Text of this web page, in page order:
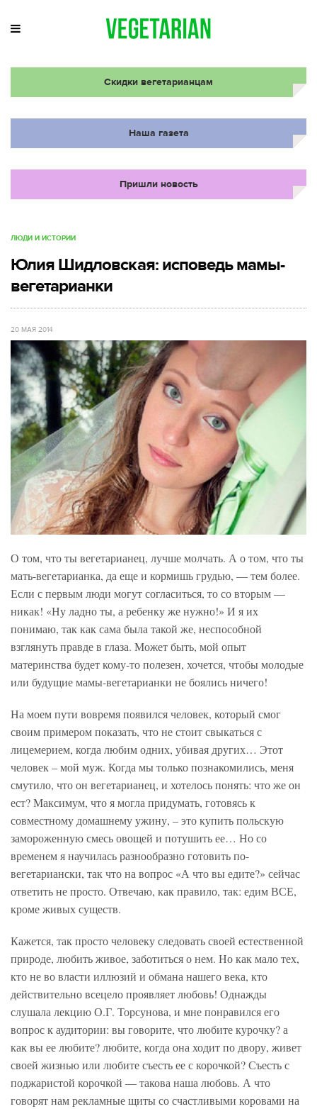
Скидки вегетарианцам
Наша газета
Пришли новость
ЛЮДИ И ИСТОРИИ
Юлия Шидловская: исповедь мамы-
вегетарианки
20 МАЯ 2014
О том, что ты вегетарианец, лучше молчать. А о том, что ты
мать-вегетарианка, да еще и кормишь грудью, — тем более.
Если с первым люди могут согласиться, то со вторым —
никак! «Ну ладно ты, а ребенку же нужно!» И я их
понимаю, так как сама была такой же, неспособной
взглянуть правде в глаза. Может быть, мой опыт
материнства будет кому-то полезен, хочется, чтобы молодые
или будущие мамы-вегетарианки не боялись ничего!
На моем пути вовремя появился человек, который смог
своим примером показать, что не стоит свыкаться с
лицемерием, когда любим одних, убивая других… Этот
человек – мой муж. Когда мы только познакомились, меня
смутило, что он вегетарианец, и хотелось понять: что же он
ест? Максимум, что я могла придумать, готовясь к
совместному домашнему ужину, – это купить польскую
замороженную смесь овощей и потушить ее… Но со
временем я научилась разнообразно готовить по-
вегетариански, так что на вопрос «А что вы едите?» сейчас
ответить не просто. Отвечаю, как правило, так: едим ВСЕ,
кроме живых существ.
Кажется, так просто человеку следовать своей естественной
природе, любить живое, заботиться о нем. Но как мало тех,
кто не во власти иллюзий и обмана нашего века, кто
действительно всецело проявляет любовь! Однажды
слушала лекцию О.Г. Торсунова, и мне понравился его
вопрос к аудитории: вы говорите, что любите курочку? а
как вы ее любите? любите, когда она ходит по двору, живет
своей жизнью или любите съесть ее с корочкой? Съесть с
поджаристой корочкой — такова наша любовь. А что
говорят нам рекламные щиты со счастливыми коровами на